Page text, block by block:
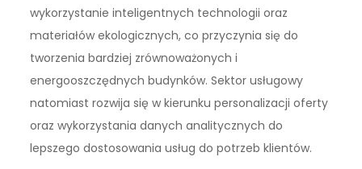
wykorzystanie inteligentnych technologii oraz
materiałów ekologicznych, co przyczynia się do
tworzenia bardziej zrównoważonych i
energooszczędnych budynków. Sektor usługowy
natomiast rozwija się w kierunku personalizacji oferty
oraz wykorzystania danych analitycznych do
lepszego dostosowania usług do potrzeb klientów.